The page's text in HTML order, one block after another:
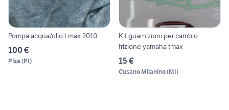
Pompa acqua/olio t max 2010
100 €
Pisa (PI)
Kit guarnizioni per cambio
frizione yamaha tmax
15 €
Cusano Milanino(MI)